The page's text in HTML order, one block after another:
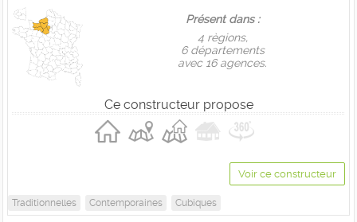
Présent dans :
4 règions,
6 départements
avec 16 agences.
Ce constructeur propose
Voir ce constructeur
Traditionnelles Contemporaines Cubiques